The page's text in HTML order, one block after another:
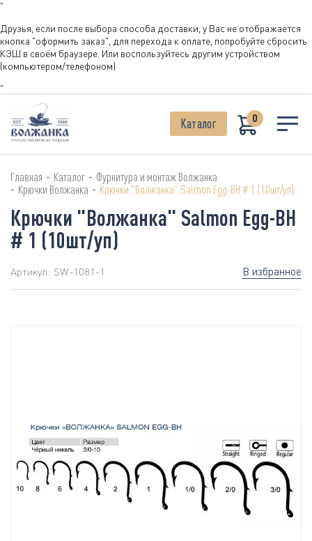
"
Друзья, если после выбора способа доставки, у Вас не отображается
кнопка "оформить заказ", для перехода к оплате, попробуйте сбросить
КЭШ в своём браузере. Или воспользуйтесь другим устройством
(компьютером/телефоном)
"
Каталог 0
Главная - Каталог - Фурнитура и монтаж Волжанка
- Крючки Волжанка - Крючки "Волжанка" Salmon Egg-BH # 1 (10шт/уп)
Крючки "Волжанка" Salmon Egg-BH
# 1 (10шт/уп)
Артикул: SW-1081-1 В избранное